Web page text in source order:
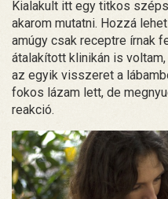
Kialakult itt egy titkos
akarom mutatni. Hozzá
amúgy csak receptre írnak
átalakított klinikán is
az egyik visszeret a
fokos lázam lett, de
reakció.